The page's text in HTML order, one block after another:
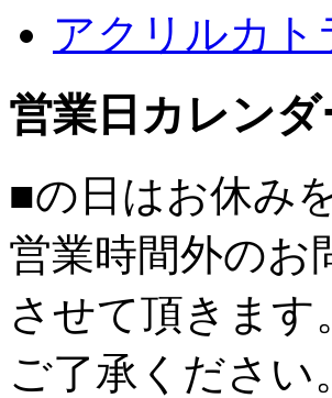
アクリルカ
営業日カレンダ
■の日はお休み
営業時間外のお
させて頂きます
ご了承ください